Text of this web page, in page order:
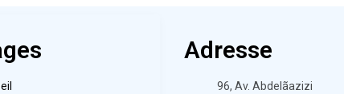
Adresse
96, Av. Abdelãazizi